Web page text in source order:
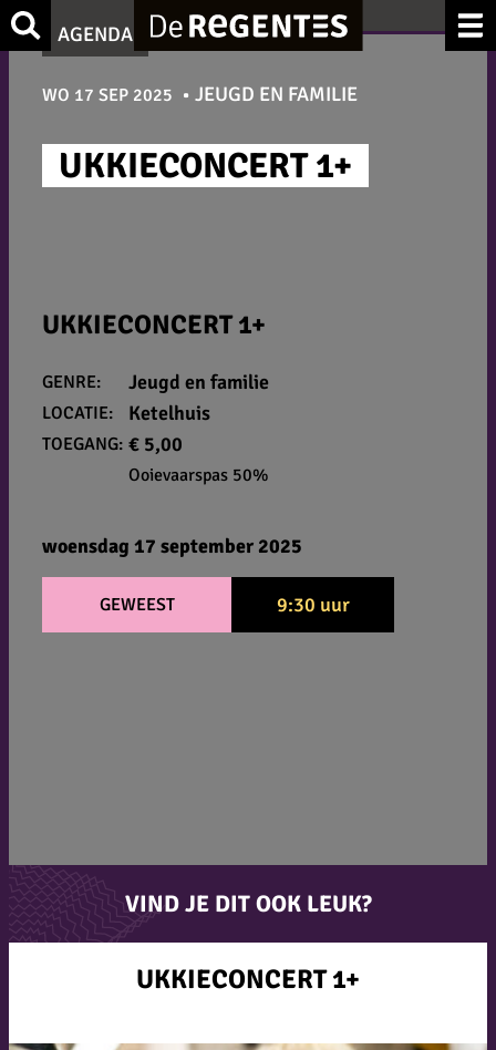
Ga
naar
Zoek
AGENDA
WO 17 SEP 2025 JEUGD EN FAMILIE
UKKIECONCERT 1+
UKKIECONCERT 1+
GENRE: Jeugd en familie
LOCATIE: Ketelhuis
TOEGANG: € 5,00
Ooievaarspas 50%
woensdag 17 september 2025
GEWEEST 9:30 uur
VIND JE DIT OOK LEUK?
UKKIECONCERT 1+